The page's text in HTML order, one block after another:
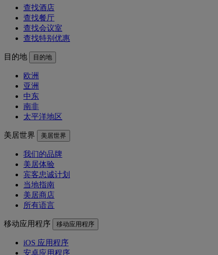
查找酒店
查找餐厅
查找会议室
查找特别优惠
目的地 目的地
欧洲
亚洲
中东
南非
太平洋地区
美居世界 美居世界
我们的品牌
美居体验
宾客忠诚计划
当地指南
美居商店
所有语言
移动应用程序 移动应用程序
iOS 应用程序
安卓应用程序